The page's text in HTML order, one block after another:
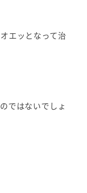
エッとなって治
ではないでしょ